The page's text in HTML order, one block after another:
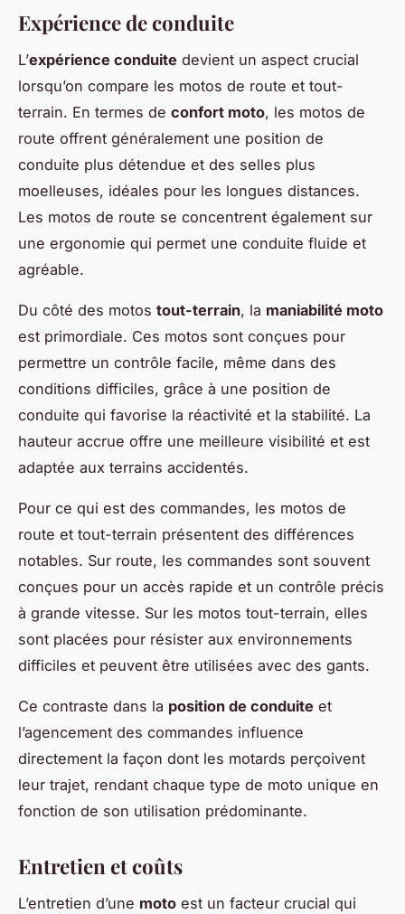
Expérience de conduite
L’expérience conduite devient un aspect crucial
lorsqu’on compare les motos de route et tout-
terrain. En termes de confort moto, les motos de
route offrent généralement une position de
conduite plus détendue et des selles plus
moelleuses, idéales pour les longues distances.
Les motos de route se concentrent également sur
une ergonomie qui permet une conduite fluide et
agréable.
Du côté des motos tout-terrain, la maniabilité moto
est primordiale. Ces motos sont conçues pour
permettre un contrôle facile, même dans des
conditions difficiles, grâce à une position de
conduite qui favorise la réactivité et la stabilité. La
hauteur accrue offre une meilleure visibilité et est
adaptée aux terrains accidentés.
Pour ce qui est des commandes, les motos de
route et tout-terrain présentent des différences
notables. Sur route, les commandes sont souvent
conçues pour un accès rapide et un contrôle précis
à grande vitesse. Sur les motos tout-terrain, elles
sont placées pour résister aux environnements
difficiles et peuvent être utilisées avec des gants.
Ce contraste dans la position de conduite et
l’agencement des commandes influence
directement la façon dont les motards perçoivent
leur trajet, rendant chaque type de moto unique en
fonction de son utilisation prédominante.
Entretien et coûts
L’entretien d’une moto est un facteur crucial qui